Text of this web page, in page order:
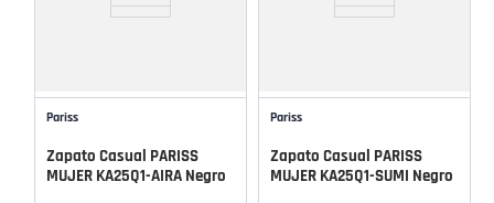
Pariss
Zapato Casual PARISS
MUJER KA25Q1-AIRA Negro
Pariss
Zapato Casual PARISS
MUJER KA25Q1-SUMI Negro